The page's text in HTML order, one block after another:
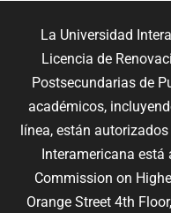
La Universidad
Licencia de
Postsecundarias de
académicos,
línea, están
Interamericana
Commission on
Orange Street 4th